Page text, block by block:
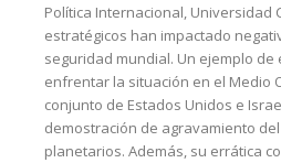
Política Internacional, Universidad
estratégicos han impactado
seguridad mundial. Un ejemplo de
enfrentar la situación en el Medio
conjunto de Estados Unidos e
demostración de agravamiento
planetarios. Además, su errática